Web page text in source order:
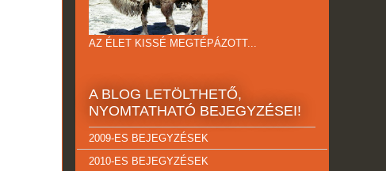
AZ ÉLET KISSÉ MEGTÉPÁZOTT...
A BLOG LETÖLTHETŐ,
NYOMTATHATÓ BEJEGYZÉSEI!
2009-ES BEJEGYZÉSEK
2010-ES BEJEGYZÉSEK